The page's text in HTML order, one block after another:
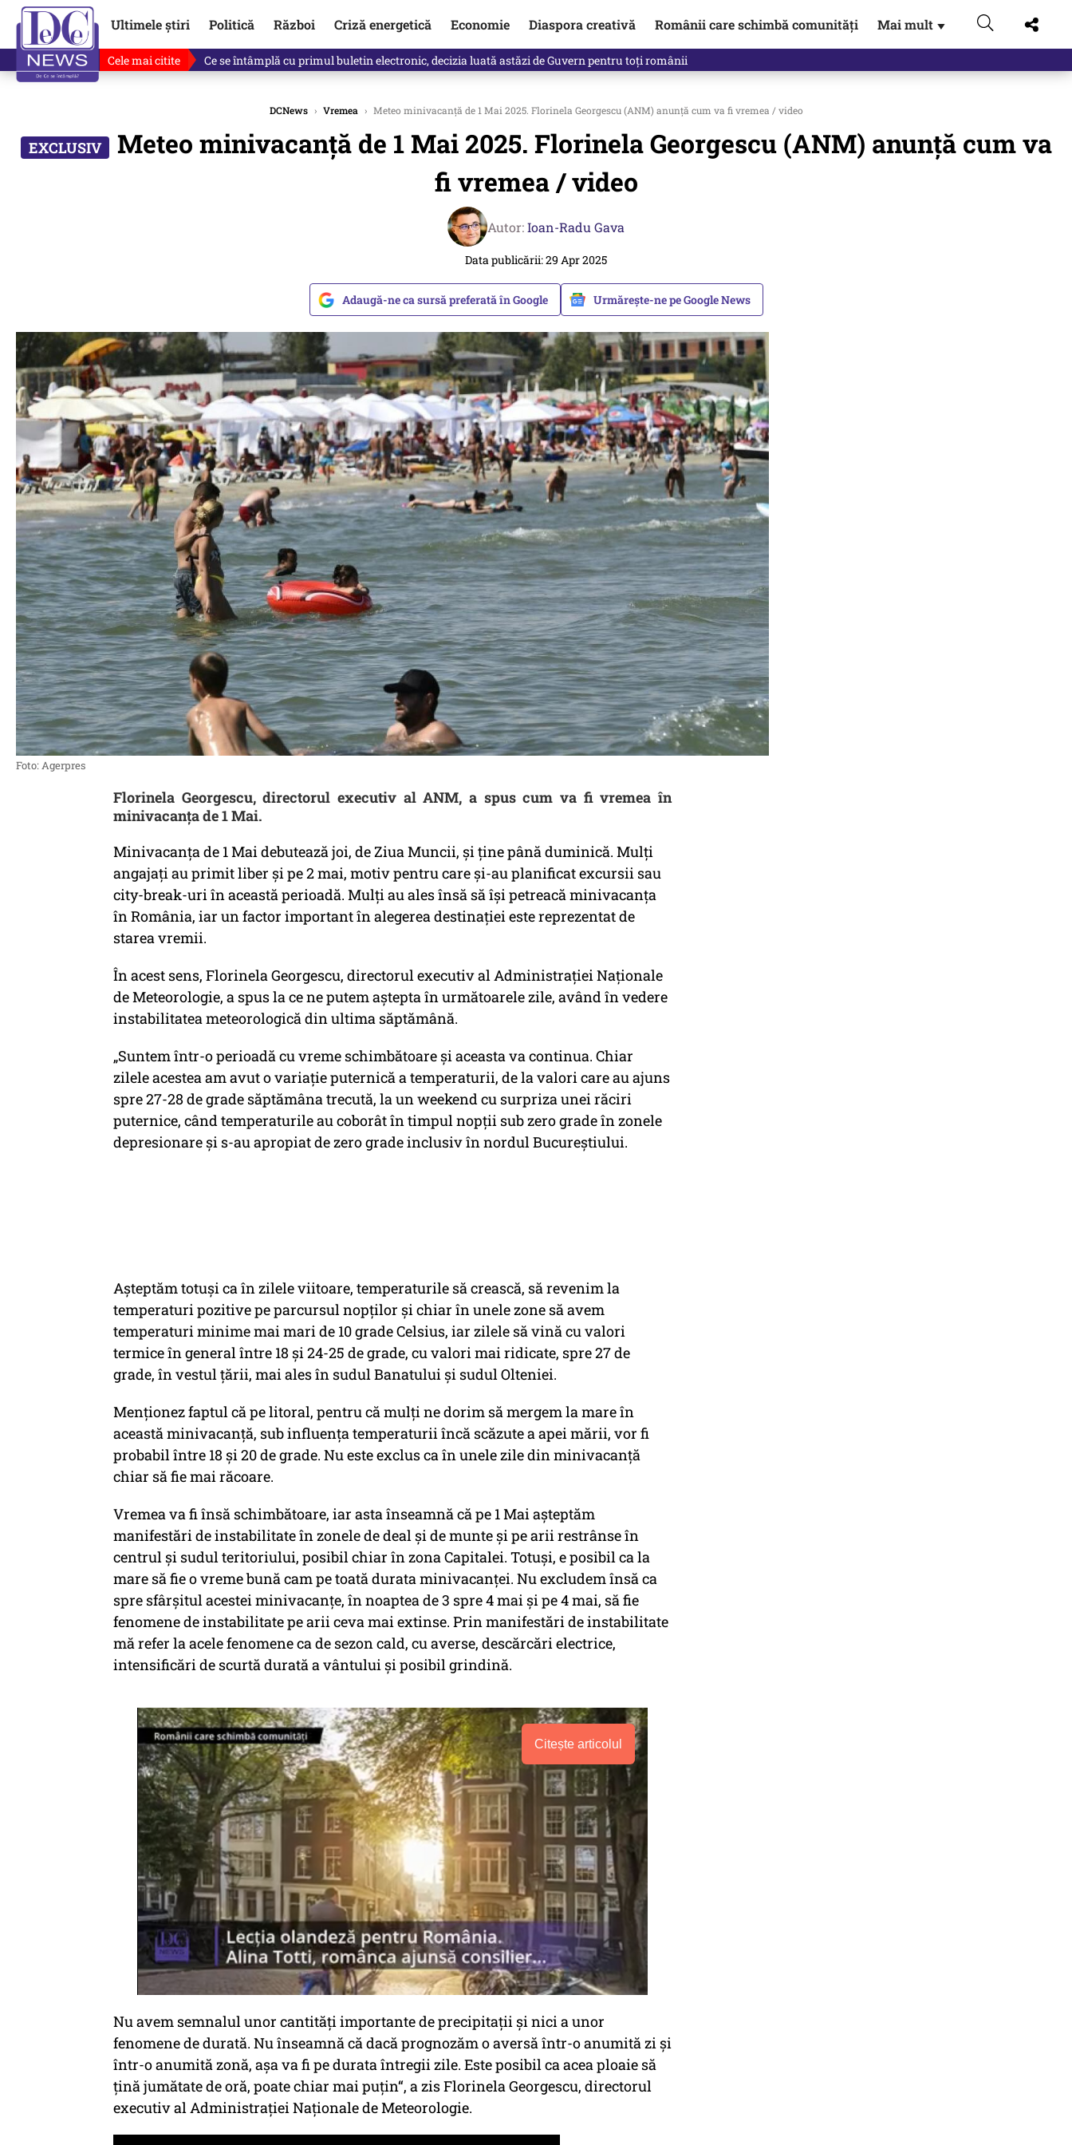
Ultimele știri Politică Război Criză energetică Economie Diaspora creativă Românii care schimbă comunități Mai mult ▼
Cele mai citite Ce se întâmplă cu primul buletin electronic, decizia luată astăzi de Guvern pentru toți românii
DCNews › Vremea › Meteo minivacanță de 1 Mai 2025. Florinela Georgescu (ANM) anunță cum va fi vremea / video
Meteo minivacanță de 1 Mai 2025. Florinela Georgescu (ANM) anunță cum va
fi vremea / video
Autor:Ioan-Radu Gava
Data publicării: 29 Apr 2025
Adaugă-ne ca sursă preferată în Google Urmărește-ne pe Google News
Foto: Agerpres
Florinela Georgescu, directorul executiv al ANM, a spus cum va fi vremea în
minivacanța de 1 Mai.
Minivacanța de 1 Mai debutează joi, de Ziua Muncii, și ține până duminică. Mulți
angajați au primit liber și pe 2 mai, motiv pentru care și-au planificat excursii sau
city-break-uri în această perioadă. Mulți au ales însă să își petreacă minivacanța
în România, iar un factor important în alegerea destinației este reprezentat de
starea vremii.
În acest sens, Florinela Georgescu, directorul executiv al Administrației Naționale
de Meteorologie, a spus la ce ne putem aștepta în următoarele zile, având în vedere
instabilitatea meteorologică din ultima săptămână.
„Suntem într-o perioadă cu vreme schimbătoare și aceasta va continua. Chiar
zilele acestea am avut o variație puternică a temperaturii, de la valori care au ajuns
spre 27-28 de grade săptămâna trecută, la un weekend cu surpriza unei răciri
puternice, când temperaturile au coborât în timpul nopții sub zero grade în zonele
depresionare și s-au apropiat de zero grade inclusiv în nordul Bucureștiului.
Așteptăm totuși ca în zilele viitoare, temperaturile să crească, să revenim la
temperaturi pozitive pe parcursul nopților și chiar în unele zone să avem
temperaturi minime mai mari de 10 grade Celsius, iar zilele să vină cu valori
termice în general între 18 și 24-25 de grade, cu valori mai ridicate, spre 27 de
grade, în vestul țării, mai ales în sudul Banatului și sudul Olteniei.
Menționez faptul că pe litoral, pentru că mulți ne dorim să mergem la mare în
această minivacanță, sub influența temperaturii încă scăzute a apei mării, vor fi
probabil între 18 și 20 de grade. Nu este exclus ca în unele zile din minivacanță
chiar să fie mai răcoare.
Vremea va fi însă schimbătoare, iar asta înseamnă că pe 1 Mai așteptăm
manifestări de instabilitate în zonele de deal și de munte și pe arii restrânse în
centrul și sudul teritoriului, posibil chiar în zona Capitalei. Totuși, e posibil ca la
mare să fie o vreme bună cam pe toată durata minivacanței. Nu excludem însă ca
spre sfârșitul acestei minivacanțe, în noaptea de 3 spre 4 mai și pe 4 mai, să fie
fenomene de instabilitate pe arii ceva mai extinse. Prin manifestări de instabilitate
mă refer la acele fenomene ca de sezon cald, cu averse, descărcări electrice,
intensificări de scurtă durată a vântului și posibil grindină.
Citește articolul
Nu avem semnalul unor cantități importante de precipitații și nici a unor
fenomene de durată. Nu înseamnă că dacă prognozăm o aversă într-o anumită zi și
într-o anumită zonă, așa va fi pe durata întregii zile. Este posibil ca acea ploaie să
țină jumătate de oră, poate chiar mai puțin“, a zis Florinela Georgescu, directorul
executiv al Administrației Naționale de Meteorologie.